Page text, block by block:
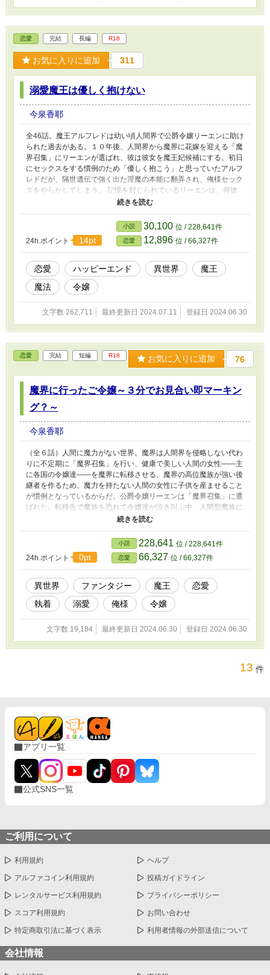
恋愛 完結 長編 R18
お気に入りに追加 311
溺愛魔王は優しく抱けない
今泉香耶
全46話。魔王アルフレドは幼い頃人間界で公爵令嬢リーエンに助け
られた過去がある。１０年後、人間界から魔界に花嫁を迎える「魔
界召集」にリーエンが選ばれ、彼は彼女を魔王妃候補にする。初日
にセックスをする慣例のため「優しく抱こう」と思っていたアルフ
レドだが、隔世遺伝で強く出た淫魔の本能に翻弄され、俺様セック
スをやらかしてしまう。 記憶を封じられているリーエンは、何故
自分が魔王の妻に選ばれたのか疑心暗鬼。持ち前の明るさで魔族達
ともうまくやっていくが、肝心のアルフレドとはすれ違いばかり。
そんな折、魔王妃候補が行う巡礼で問題が発生して……リーエンの
記憶はどうなるのか、アルフレドは優しいセックス（）が出来るよ
うになるのか。ハッピーエンドまでのすったもんだをお楽しみくだ
さい。
24h.ポイント 14pt
小説 30,100 位 / 228,641件
恋愛 12,896 位 / 66,327件
恋愛 ハッピーエンド 異世界
魔王
魔法
令嬢
文字数 262,711 最終更新日 2024.07.11 登録日 2024.06.30
恋愛 完結 短編 R18 お気に入りに追加 76
魔界に行ったご令嬢～３分でお見合い即マーキン
グ？～
今泉香耶
（全６話）人間に魔力がない世界。魔界は人間界を侵略しない代わ
りに不定期に「魔界召集」を行い、健康で美しい人間の女性――主
に各国の令嬢達――を魔界に転移させる。魔界の高位魔族が強い後
継者を作るため、魔力を持たない人間の女性に子供を産ませること
が慣例となっているからだ。公爵令嬢リーエンは「魔界召集」に選
ばれた。転移先で魔族を恐れて令嬢達が泣き叫ぶ中、人間型魔族に
選ばれ「城」の寝室に連れていかれたが……。不遇と思いきや、お
相手のちょっとだけ怖い俺様魔族は、実は……！ ※引き続き投稿
する「溺愛魔王は優しく抱けない」の前日譚となります。 ※ほと
んどいたしているシーンばかりでございます。暴力的シーンなし、
一応ハピエンです。 ※2年前の作品になりますのでいささか稚拙な
文章ではありますが、ご容赦いただければと思います。
24h.ポイント 0pt
小説 228,641 位 / 228,641件
恋愛 66,327 位 / 66,327件
異世界 ファンタジー 魔王
恋愛
執着
溺愛 俺様 令嬢
文字数 19,184 最終更新日 2024.06.30 登録日 2024.06.30
13 件
アプリ一覧
公式SNS一覧
ご利用について
利用規約 ヘルプ
アルファコイン利用規約 投稿ガイドライン
レンタルサービス利用規約 プライバシーポリシー
スコア利用規約 お問い合わせ
特定商取引法に基づく表示 利用者情報の外部送信について
会社情報